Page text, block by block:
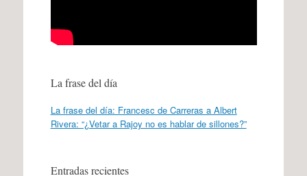
La frase del día
La frase del día: Francesc de Carreras a Albert
Rivera: “¿Vetar a Rajoy no es hablar de sillones?”
Entradas recientes